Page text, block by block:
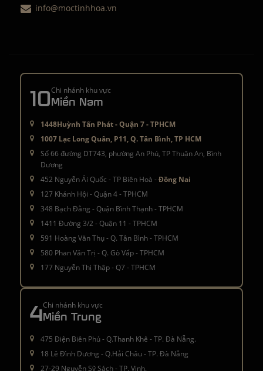
info@moctinhhoa.vn
10Chi nhánh khu vực
Miền Nam
1448Huỳnh Tấn Phát - Quận 7 - TPHCM
1007 Lạc Long Quân, P11, Q. Tân Bình, TP HCM
Số 66 đường DT743, phường An Phú, TP Thuận An, Bình
Dương
452 Nguyễn Ái Quốc - TP Biên Hoà -Đồng Nai
127 Khánh Hội - Quận 4 - TPHCM
348 Bạch Đằng - Quận Bình Thạnh - TPHCM
1411 Đường 3/2 - Quận 11 - TPHCM
591 Hoàng Văn Thụ - Q. Tân Bình - TPHCM
580 Phan Văn Trị - Q. Gò Vấp - TPHCM
177 Nguyễn Thị Thập - Q7 - TPHCM
4Chi nhánh khu vực
Miền Trung
475 Điện Biên Phủ - Q.Thanh Khê - TP. Đà Nẵng.
18 Lê Đình Dương - Q.Hải Châu - TP. Đà Nẵng
27-29 Nguyễn Sỹ Sách - TP. Vinh.